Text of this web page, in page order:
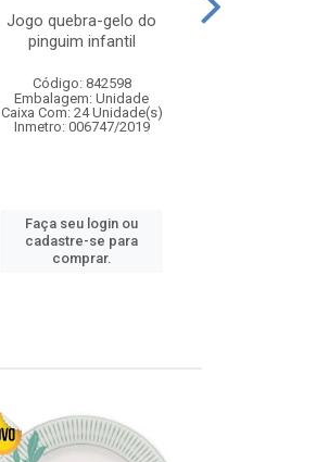
Jogo quebra-gelo do
pinguim infantil
Código: 842598
Embalagem: Unidade
Caixa Com: 24 Unidade(s)
Inmetro: 006747/2019
Faça seu login ou
cadastre-se para
comprar.